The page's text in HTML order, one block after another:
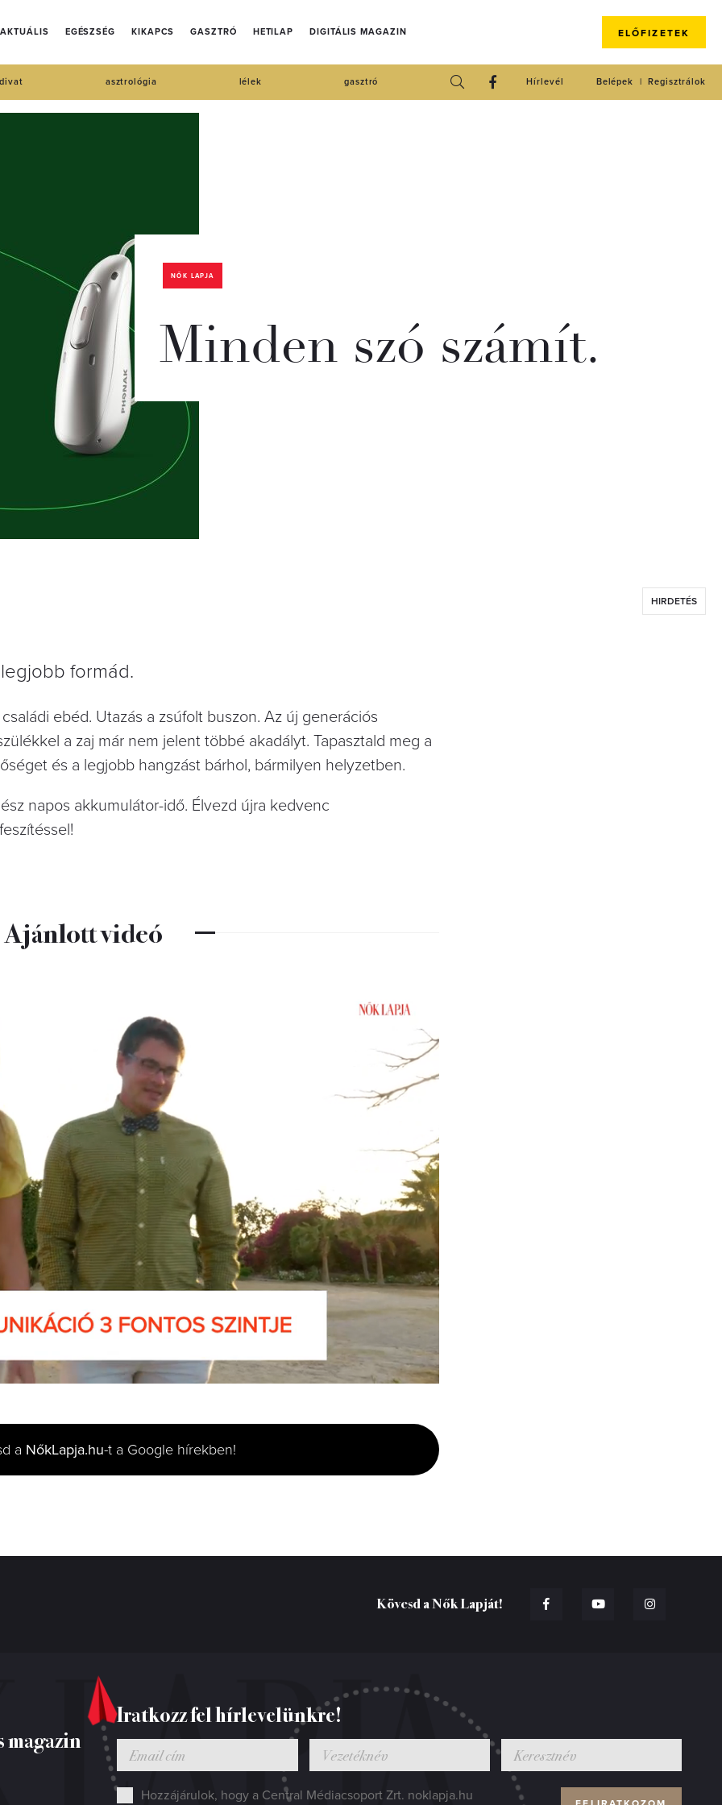
AKTUÁLIS EGÉSZSÉG KIKAPCS GASZTRÓ HETILAP DIGITÁLIS MAGAZIN ELŐFIZETEK
divat asztrológia lélek gasztró Regisztrálok
Belépek
Hírlevél
NŐK LAPJA
Minden szó számít.
HIRDETÉS
formád.
ebéd. Utazás a zsúfolt buszon. Az új generációs
a zaj már nem jelent többé akadályt. Tapasztald meg a
és a legjobb hangzást bárhol, bármilyen helyzetben.
napos akkumulátor-idő. Élvezd újra kedvenc
Ajánlott videó
a NőkLapja.hu-t a Google hírekben!
Kövesd a Nők Lapját!
Iratkozz fel hírlevelünkre!
Hozzájárulok, hogy a Central Médiacsoport Zrt. noklapja.hu